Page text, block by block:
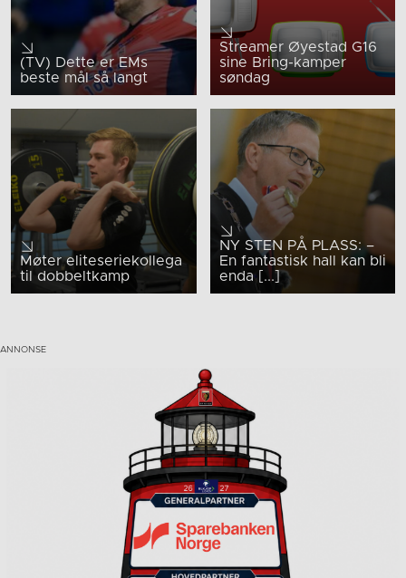
(TV) Dette er EMs
beste mål så langt
Streamer Øyestad G16
sine Bring-kamper
søndag
Møter eliteseriekollega
til dobbeltkamp
NY STEN PÅ PLASS: –
En fantastisk hall kan bli
enda [...]